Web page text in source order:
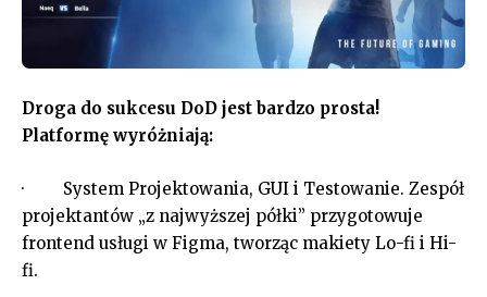
Droga do sukcesu DoD jest bardzo prosta!
Platformę wyróżniają:
· System Projektowania, GUI i Testowanie. Zespół
projektantów „z najwyższej półki” przygotowuje
frontend usługi w Figma, tworząc makiety Lo-fi i Hi-
fi.